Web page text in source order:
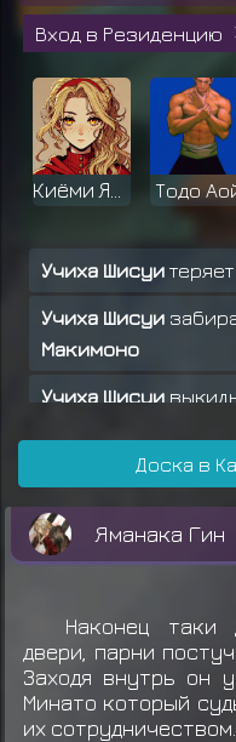
Вход в Резиденцию
Тодо
Хьюга Кори
Учиха Шин Учиха
Исе Удон
Учиха Шисуитеряет
Учиха Шисуи
Макимоно
Учиха Шисуи
Учиха Шисуи
ранга C
Айцу
получил
Учиха Итачи
ранга C
Учиха Итачи
Доска в
Яманака Гин
Наконец таки
двери, парни
Заходя внутрь он
Минато который
их сотрудничеством.